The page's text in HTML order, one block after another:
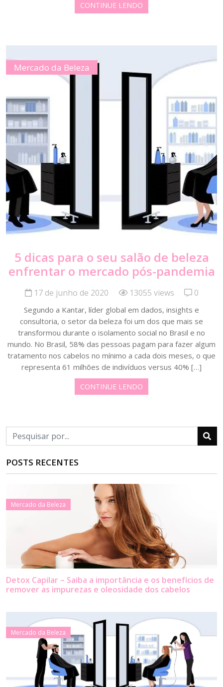
CONTINUE LENDO
Mercado da Beleza
5 dicas para o seu salão de beleza
enfrentar o mercado pós-pandemia
17 de junho de 2020 13055 views 0
Segundo a Kantar, líder global em dados, insights e
consultoria, o setor da beleza foi um dos que mais se
transformou durante o isolamento social no Brasil e no
mundo. No Brasil, 58% das pessoas pagam para fazer algum
tratamento nos cabelos no mínimo a cada dois meses, o que
representa 61 milhões de indivíduos versus 40% […]
CONTINUE LENDO
POSTS RECENTES
Mercado da Beleza
Detox Capilar – Saiba a importância e os benefícios de
remover as impurezas e oleosidade dos cabelos
Mercado da Beleza